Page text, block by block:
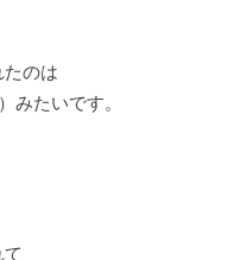
のは
みたいです。